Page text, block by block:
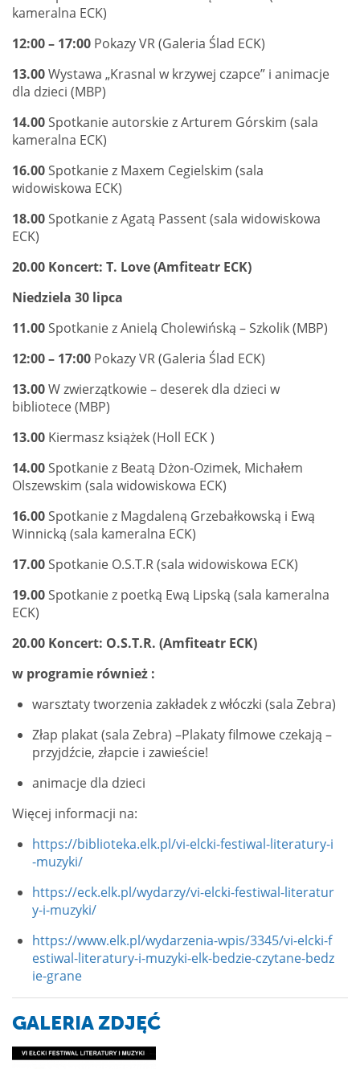
kameralna ECK)
12:00 – 17:00 Pokazy VR (Galeria Ślad ECK)
13.00Wystawa „Krasnal w krzywej czapce” i animacje
dla dzieci (MBP)
14.00Spotkanie autorskie z Arturem Górskim (sala
kameralna ECK)
16.00Spotkanie z Maxem Cegielskim (sala
widowiskowa ECK)
18.00Spotkanie z Agatą Passent (sala widowiskowa
ECK)
20.00 Koncert: T. Love (Amfiteatr ECK)
Niedziela 30 lipca
11.00Spotkanie z Anielą Cholewińską – Szkolik (MBP)
12:00 – 17:00 Pokazy VR (Galeria Ślad ECK)
13.00W zwierzątkowie – deserek dla dzieci w
bibliotece (MBP)
13.00 Kiermasz książek (Holl ECK )
14.00Spotkanie z Beatą Dżon-Ozimek, Michałem
Olszewskim (sala widowiskowa ECK)
16.00Spotkanie z Magdaleną Grzebałkowską i Ewą
Winnicką (sala kameralna ECK)
17.00Spotkanie O.S.T.R (sala widowiskowa ECK)
19.00Spotkanie z poetką Ewą Lipską (sala kameralna
ECK)
20.00 Koncert: O.S.T.R. (Amfiteatr ECK)
w programie również :
warsztaty tworzenia zakładek z włóczki (sala Zebra)
Złap plakat (sala Zebra) –Plakaty filmowe czekają –
przyjdźcie, złapcie i zawieście!
animacje dla dzieci
Więcej informacji na:
https://biblioteka.elk.pl/vi-elcki-festiwal-literatury-i
-muzyki/
https://eck.elk.pl/wydarzy/vi-elcki-festiwal-literatur
y-i-muzyki/
https://www.elk.pl/wydarzenia-wpis/3345/vi-elcki-f
estiwal-literatury-i-muzyki-elk-bedzie-czytane-bedz
ie-grane
GALERIA ZDJĘĆ